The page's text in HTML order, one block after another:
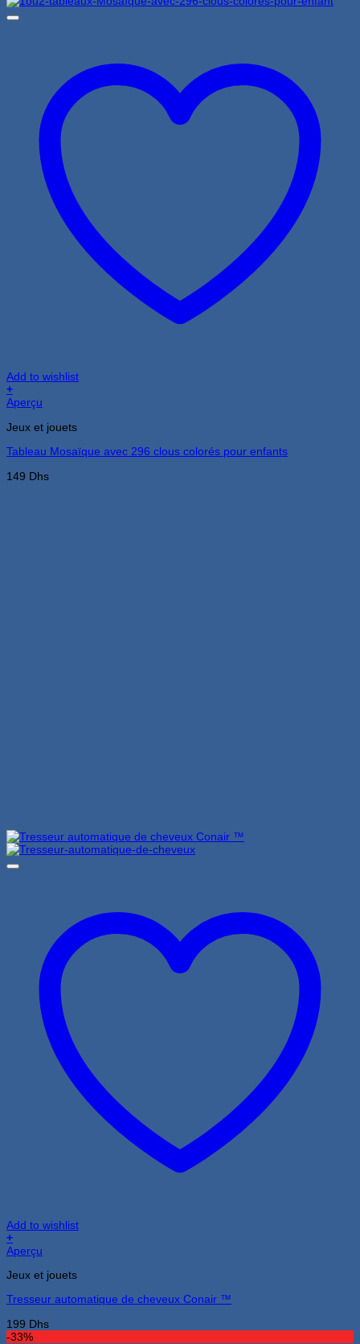
Add to wishlist
+
Aperçu
Jeux et jouets
Tableau Mosaïque avec 296 clous colorés pour enfants
149 Dhs
Add to wishlist
+
Aperçu
Jeux et jouets
Tresseur automatique de cheveux Conair ™
199 Dhs
-33%